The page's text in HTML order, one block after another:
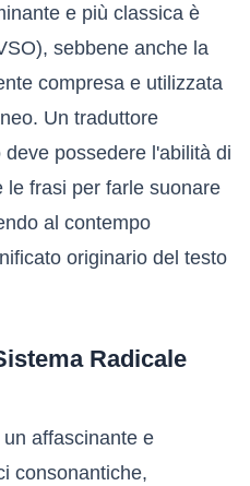
e più classica è
sebbene anche la
compresa e utilizzata
Un traduttore
possedere l'abilità di
le frasi per farle suonare
al contempo
originario del testo
Radicale
affascinante e
consonantiche,